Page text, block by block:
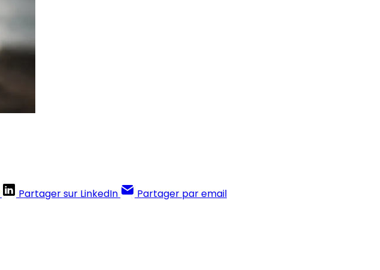
Partager sur LinkedIn Partager par email